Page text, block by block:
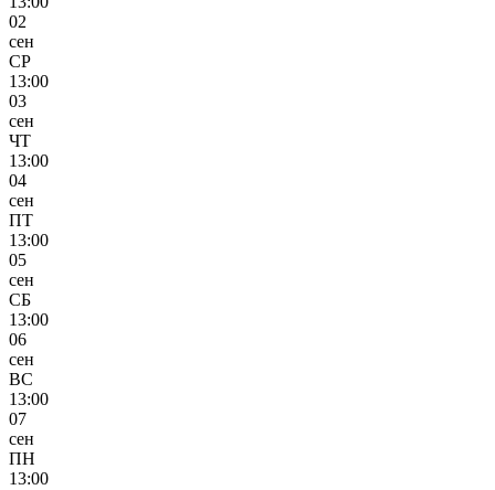
02
сен
СР
13:00
03
сен
ЧТ
13:00
04
сен
ПТ
13:00
05
сен
СБ
13:00
06
сен
ВС
13:00
07
сен
ПН
13:00